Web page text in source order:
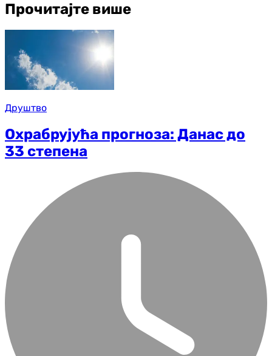
Прочитајте више
Друштво
Охрабрујућа прогноза: Данас до
33 степена